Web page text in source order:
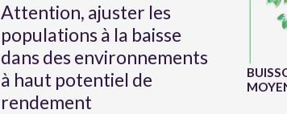
Attention, ajuster les
populations à la baisse
dans des environnements
à haut potentiel de
rendement